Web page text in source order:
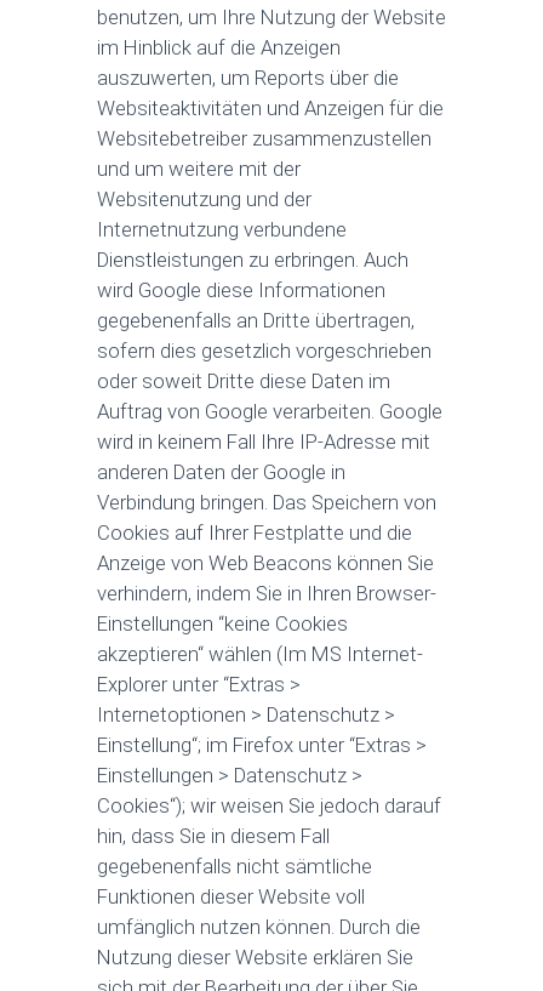
benutzen, um Ihre Nutzung der Website
im Hinblick auf die Anzeigen
auszuwerten, um Reports über die
Websiteaktivitäten und Anzeigen für die
Websitebetreiber zusammenzustellen
und um weitere mit der
Websitenutzung und der
Internetnutzung verbundene
Dienstleistungen zu erbringen. Auch
wird Google diese Informationen
gegebenenfalls an Dritte übertragen,
sofern dies gesetzlich vorgeschrieben
oder soweit Dritte diese Daten im
Auftrag von Google verarbeiten. Google
wird in keinem Fall Ihre IP-Adresse mit
anderen Daten der Google in
Verbindung bringen. Das Speichern von
Cookies auf Ihrer Festplatte und die
Anzeige von Web Beacons können Sie
verhindern, indem Sie in Ihren Browser-
Einstellungen “keine Cookies
akzeptieren“ wählen (Im MS Internet-
Explorer unter “Extras >
Internetoptionen > Datenschutz >
Einstellung“; im Firefox unter “Extras >
Einstellungen > Datenschutz >
Cookies“); wir weisen Sie jedoch darauf
hin, dass Sie in diesem Fall
gegebenenfalls nicht sämtliche
Funktionen dieser Website voll
umfänglich nutzen können. Durch die
Nutzung dieser Website erklären Sie